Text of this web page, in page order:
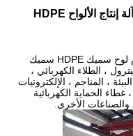
آلة إنتاج الصفيحة السميكة HDPE: يستخدم لوح سميك HDPE سميك
، الطلاء الكهربائي ،
، المناجم ، الإلكترونيات
الحماية الكهربائية
الأخرى.